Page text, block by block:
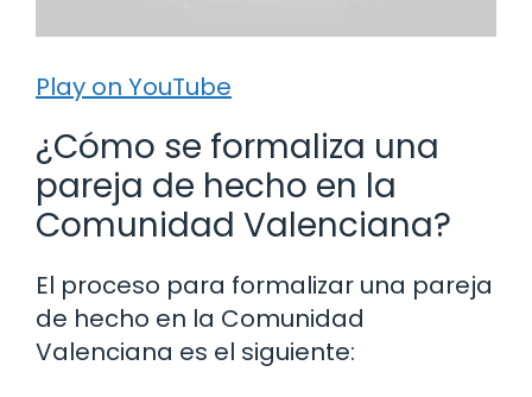
Play on YouTube
¿Cómo se formaliza una
pareja de hecho en la
Comunidad Valenciana?
El proceso para formalizar una pareja
de hecho en la Comunidad
Valenciana es el siguiente: